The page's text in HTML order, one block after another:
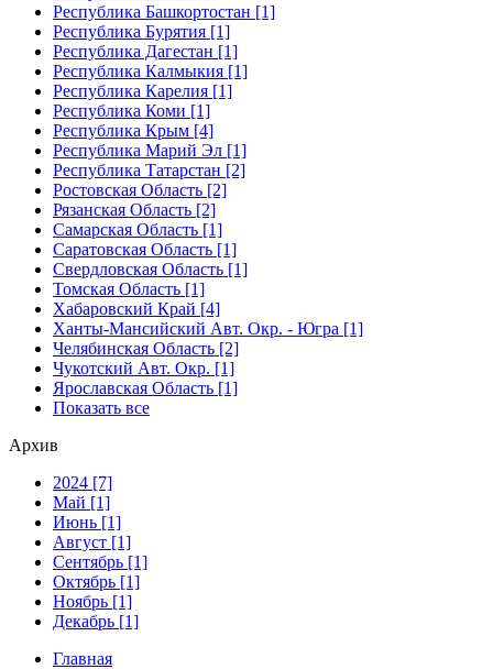
Республика Башкортостан [1]
Республика Бурятия [1]
Республика Дагестан [1]
Республика Калмыкия [1]
Республика Карелия [1]
Республика Коми [1]
Республика Крым [4]
Республика Марий Эл [1]
Республика Татарстан [2]
Ростовская Область [2]
Рязанская Область [2]
Самарская Область [1]
Саратовская Область [1]
Свердловская Область [1]
Томская Область [1]
Хабаровский Край [4]
Ханты-Мансийский Авт. Окр. - Югра [1]
Челябинская Область [2]
Чукотский Авт. Окр. [1]
Ярославская Область [1]
Показать все
Архив
2024 [7]
Май [1]
Июнь [1]
Август [1]
Сентябрь [1]
Октябрь [1]
Ноябрь [1]
Декабрь [1]
Главная